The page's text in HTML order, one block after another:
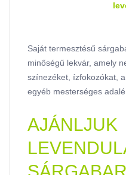
Saját termesztésű
minőségű lekvár, amely
színezéket, ízfokozókat,
egyéb mesterséges
AJÁNLJUK